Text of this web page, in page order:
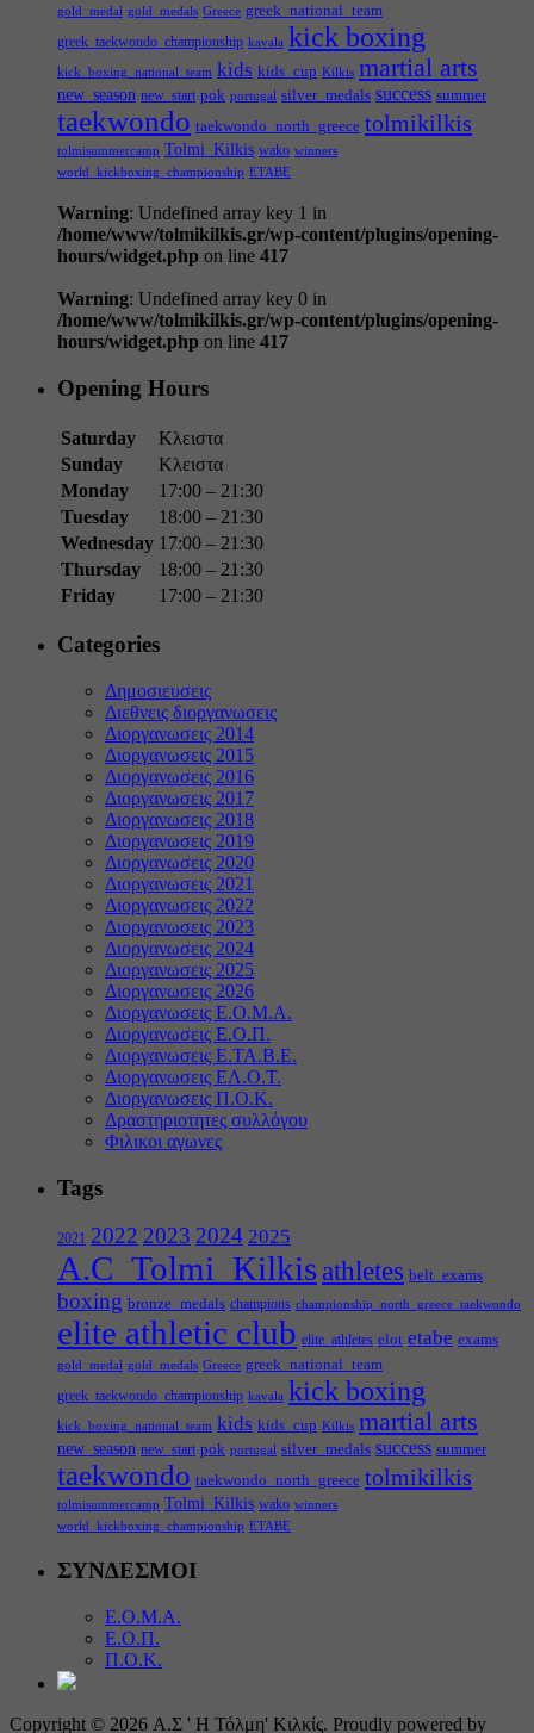
gold_medal gold_medals Greece greek_national_team
greek_taekwondo_championship kavala kick boxing
kick_boxing_national_team kids kids_cup Kilkis martial arts
new_season new_start pok portugal silver_medals success summer
taekwondo taekwondo_north_greece tolmikilkis
tolmisummercamp Tolmi_Kilkis wako winners
world_kickboxing_championship ΕΤΑΒΕ
Warning: Undefined array key 1 in
/home/www/tolmikilkis.gr/wp-content/plugins/opening-
hours/widget.php on line 417
Warning: Undefined array key 0 in
/home/www/tolmikilkis.gr/wp-content/plugins/opening-
hours/widget.php on line 417
Opening Hours
Saturday
Κλειστα
Sunday
Κλειστα
Monday
17:00 – 21:30
Tuesday
18:00 – 21:30
Wednesday 17:00 – 21:30
Thursday
18:00 – 21:30
Friday
17:00 – 21:30
Categories
Δημοσιευσεις
Διεθνεις διοργανωσεις
Διοργανωσεις 2014
Διοργανωσεις 2015
Διοργανωσεις 2016
Διοργανωσεις 2017
Διοργανωσεις 2018
Διοργανωσεις 2019
Διοργανωσεις 2020
Διοργανωσεις 2021
Διοργανωσεις 2022
Διοργανωσεις 2023
Διοργανωσεις 2024
Διοργανωσεις 2025
Διοργανωσεις 2026
Διοργανωσεις Ε.Ο.Μ.Α.
Διοργανωσεις Ε.Ο.Π.
Διοργανωσεις Ε.ΤΑ.Β.Ε.
Διοργανωσεις ΕΛ.Ο.Τ.
Διοργανωσεις Π.Ο.Κ.
Δραστηριοτητες συλλόγου
Φιλικοι αγωνες
Tags
2021 2022 2023 2024 2025
A.C_Tolmi_Kilkis athletes belt_exams
boxing bronze_medals champions championship_north_greece_taekwondo
elite athletic club elite_athletes elot etabe exams
gold_medal gold_medals Greece greek_national_team
greek_taekwondo_championship kavala kick boxing
kick_boxing_national_team kids kids_cup Kilkis martial arts
new_season new_start pok portugal silver_medals success summer
taekwondo taekwondo_north_greece tolmikilkis
tolmisummercamp Tolmi_Kilkis wako winners
world_kickboxing_championship ΕΤΑΒΕ
ΣΥΝΔΕΣΜΟΙ
Ε.Ο.Μ.Α.
Ε.Ο.Π.
Π.Ο.Κ.
Copyright © 2026 Α.Σ ' Η Τόλμη' Κιλκίς. Proudly powered by